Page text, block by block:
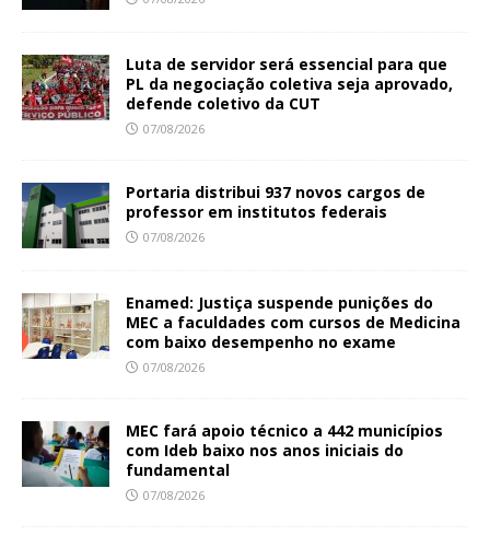
Luta de servidor será essencial para que
PL da negociação coletiva seja aprovado,
defende coletivo da CUT
07/08/2026
Portaria distribui 937 novos cargos de
professor em institutos federais
07/08/2026
Enamed: Justiça suspende punições do
MEC a faculdades com cursos de Medicina
com baixo desempenho no exame
07/08/2026
MEC fará apoio técnico a 442 municípios
com Ideb baixo nos anos iniciais do
fundamental
07/08/2026